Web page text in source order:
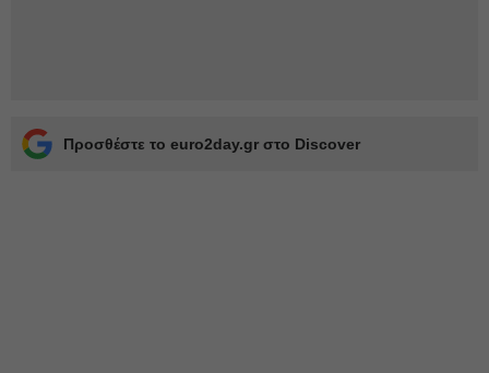
Προσθέστε το euro2day.gr στο Discover